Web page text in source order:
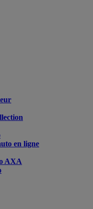
en ligne
AXA